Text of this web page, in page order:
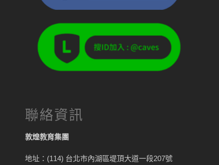
聯絡資訊
敦煌教育集團
地址：(114) 台北市內湖區堤頂大道一段207號